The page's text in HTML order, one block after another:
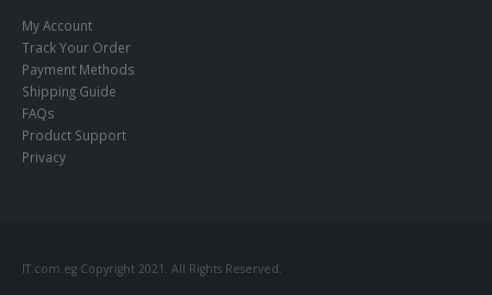
My Account
Track Your Order
Payment Methods
Shipping Guide
FAQs
Product Support
Privacy
IT.com.eg Copyright 2021. All Rights Reserved.